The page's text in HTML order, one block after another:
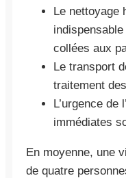
Le nettoyage
collées aux
Le transport
traitement
L’urgence de
immédiates
En moyenne, une
de quatre